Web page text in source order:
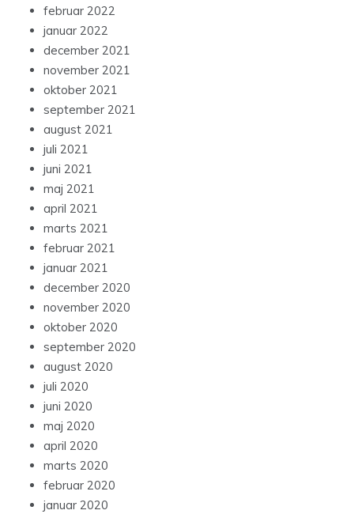
februar 2022
januar 2022
december 2021
november 2021
oktober 2021
september 2021
august 2021
juli 2021
juni 2021
maj 2021
april 2021
marts 2021
februar 2021
januar 2021
december 2020
november 2020
oktober 2020
september 2020
august 2020
juli 2020
juni 2020
maj 2020
april 2020
marts 2020
februar 2020
januar 2020